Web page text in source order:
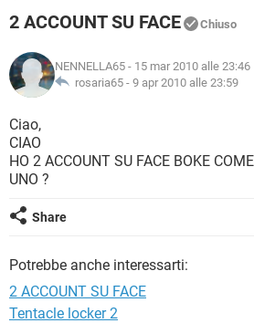
INSTAGRAM
TIKTOK
HARDWARE
INSTAGRAM
TIKTOK
HARDWARE
COVID-19 GAMING
INTRATTENIMENTO
iOS
INSTAGRAM
TIKTOK
HARDWARE
COVID-19 GAMING
INTRATTENIMENTO
iOS
INSTAGRAM
HARDWARE
GLOSSARIO
COVID-19
INTRATTENIMENTO
iOS
INSTAGRAM
HARDWARE
2 ACCOUNT SU FACE Chiuso
NENNELLA65 - 15 mar 2010 alle 23:46
rosaria65 - 9 apr 2010 alle 23:59
Ciao,
CIAO
HO 2 ACCOUNT SU FACE BOKE
UNO ?
Share
Potrebbe anche interessarti:
2 ACCOUNT SU FACE
Tentacle locker 2